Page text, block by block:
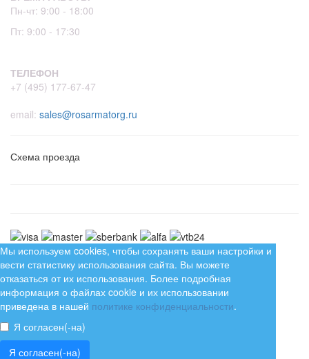
Пн-чт: 9:00 - 18:00
Пт: 9:00 - 17:30
ТЕЛЕФОН
+7 (495) 177-67-47
email: sales@rosarmatorg.ru
Схема проезда
Мы используем cookies, чтобы сохранять ваши настройки и
вести статистику использования сайта. Вы можете
отказаться от их использования. Более подробная
информация о файлах cookie и их использовании
приведена в нашей политике конфиденциальности.
Я согласен(-на)
Я согласен(-на)